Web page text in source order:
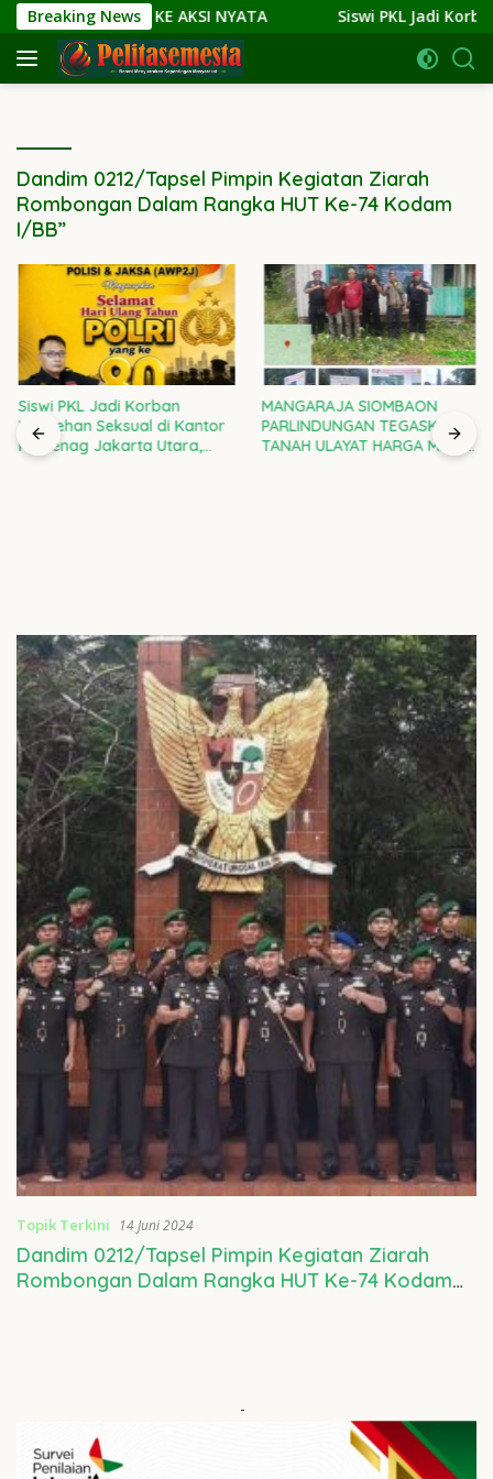
Langsung
ke
konten
Breaking News
NARASI KE AKSI NYATA Siswi PKL Jadi Korban
Dandim 0212/Tapsel Pimpin Kegiatan Ziarah
Rombongan Dalam Rangka HUT Ke-74 Kodam
I/BB”
Siswi PKL Jadi Korban
Pelecehan Seksual di Kantor
Kemenag Jakarta Utara,
MANGARAJA SIOMBAON
PARLINDUNGAN TEGASKAN:
TANAH ULAYAT HARGA MATI!
Topik Terkini 14 Juni 2024
Dandim 0212/Tapsel Pimpin Kegiatan Ziarah
Rombongan Dalam Rangka HUT Ke-74 Kodam
-